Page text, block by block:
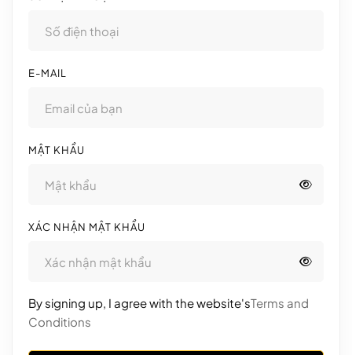
E-MAIL
MẬT KHẨU
XÁC NHẬN MẬT KHẨU
By signing up, I agree with the website'sTerms and
Conditions